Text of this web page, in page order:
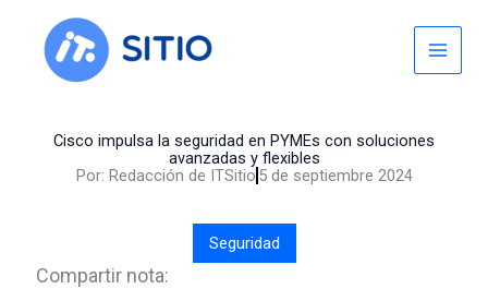
content
Cisco impulsa la seguridad en PYMEs con soluciones
avanzadas y flexibles
Por: Redacción de ITSitio 5 de septiembre 2024
Seguridad
Compartir nota: